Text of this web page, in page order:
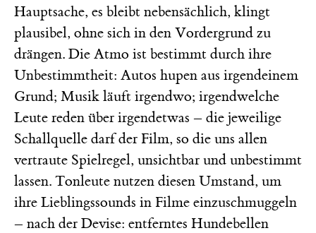
Hauptsache, es bleibt nebensächlich, klingt
plausibel, ohne sich in den Vordergrund zu
drängen. Die Atmo ist bestimmt durch ihre
Unbestimmtheit: Autos hupen aus irgendeinem
Grund; Musik läuft irgendwo; irgendwelche
Leute reden über irgendetwas – die jeweilige
Schallquelle darf der Film, so die uns allen
vertraute Spielregel, unsichtbar und unbestimmt
lassen. Tonleute nutzen diesen Umstand, um
ihre Lieblingssounds in Filme einzuschmuggeln
– nach der Devise: entferntes Hundebellen